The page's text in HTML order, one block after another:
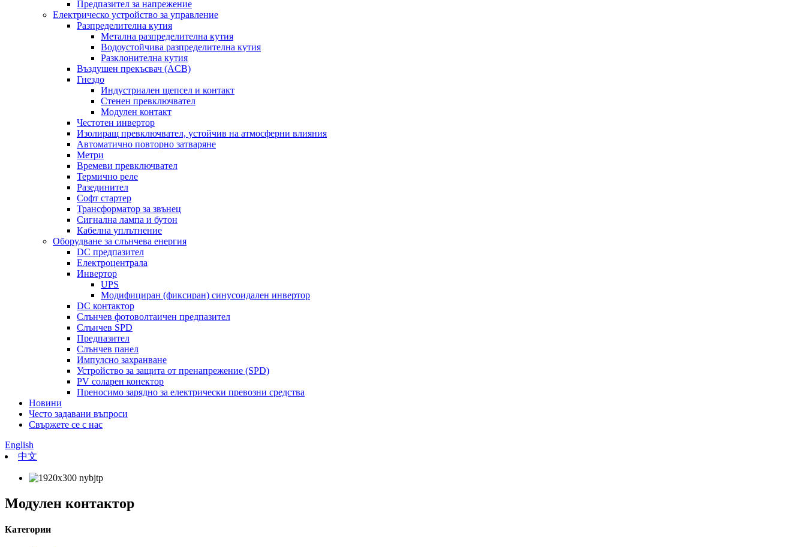
Предпазител за напрежение
Електрическо устройство за управление
Разпределителна кутия
Метална разпределителна кутия
Водоустойчива разпределителна кутия
Разклонителна кутия
Въздушен прекъсвач (ACB)
Гнездо
Индустриален щепсел и контакт
Стенен превключвател
Модулен контакт
Честотен инвертор
Изолиращ превключвател, устойчив на атмосферни влияния
Автоматично повторно затваряне
Метри
Времеви превключвател
Термично реле
Разединител
Софт стартер
Трансформатор за звънец
Сигнална лампа и бутон
Кабелна уплътнение
Оборудване за слънчева енергия
DC предпазител
Електроцентрала
Инвертор
UPS
Модифициран (фиксиран) синусоидален инвертор
DC контактор
Слънчев фотоволтаичен предпазител
Слънчев SPD
Предпазител
Слънчев панел
Импулсно захранване
Устройство за защита от пренапрежение (SPD)
PV соларен конектор
Преносимо зарядно за електрически превозни средства
Новини
Често задавани въпроси
Свържете се с нас
English
中文
Модулен контактор
Категории